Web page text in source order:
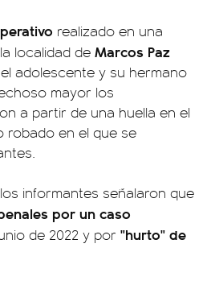
realizado en una
localidad de Marcos Paz
adolescente y su hermano
mayor los
a partir de una huella en el
en el que se
informantes señalaron que
por un caso
de 2022 y por "hurto" de